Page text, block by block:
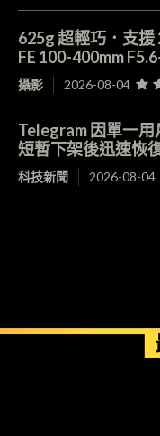
625g 超輕巧．支
FE 100-400mm
攝影 2026-08-04
Telegram 因單一
短暫下架後迅速恢
科技新聞 2026-08-04